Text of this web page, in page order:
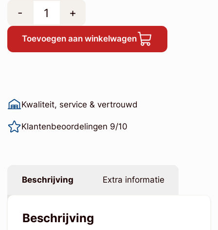
- +
Toevoegen aan winkelwagen
Kwaliteit, service & vertrouwd
Klantenbeoordelingen 9/10
Beschrijving Extra informatie
Beschrijving